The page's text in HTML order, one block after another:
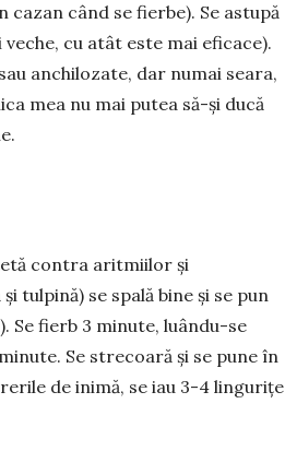
când se fierbe). Se as­tupă
cu atât este mai eficace).
anchilo­zate, dar numai seara,
mea nu mai putea să-și ducă
contra arit­miilor și
tulpină) se spală bine și se pun
Se fierb 3 minute, luându-se
Se strecoară și se pune în
de inimă, se iau 3-4 lingurițe